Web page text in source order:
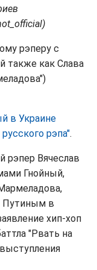
рэперу с
также как Слава
в Украине
рэпа".
рэпер Вячеслав
Гнойный,
Путиным в
хип-хоп
"Рвать на